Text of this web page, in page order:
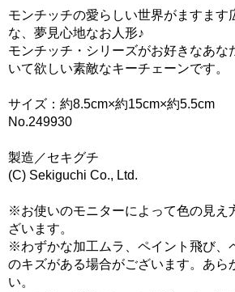
モンチッチの愛らしい世界がますます
な、夢見心地なお人形♪
モンチッチ・シリーズがお好きなあな
いて欲しい素敵なキーチェーンです。
サイズ：約8.5cm×約15cm×約5.5cm
No.249930
製造／セキグチ
(C) Sekiguchi Co., Ltd.
※お使いのモニターによって色の見え
ざいます。
※わずかな加工ムラ、ペイント飛び、
のキズがある場合がございます。あら
い。